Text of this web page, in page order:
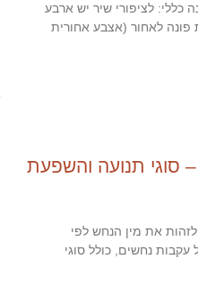
כללי: לציפורי שיר יש ארבע
לאחור (אצבע אחורית
סוגי תנועה והשפעת
את מין הנחש לפי
נחשים, כולל סוגי